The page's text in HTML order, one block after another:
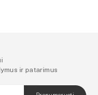
ir patarimus